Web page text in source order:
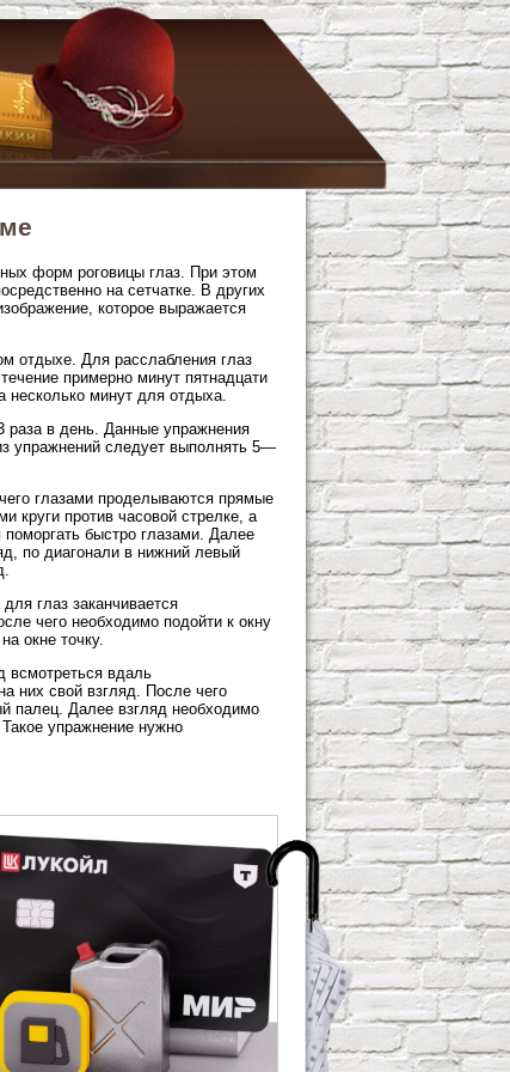
форм роговицы глаз. При этом
на сетчатке. В других
которое выражается
отдыхе. Для расслабления глаз
примерно минут пятнадцати
несколько минут для отдыха.
в день. Данные упражнения
упражнений следует выполнять 5—
глазами проделываются прямые
круги против часовой стрелке, а
быстро глазами. Далее
по диагонали в нижний левый
глаз заканчивается
чего необходимо подойти к окну
окне точку.
всмотреться вдаль
них свой взгляд. После чего
палец. Далее взгляд необходимо
упражнение нужно